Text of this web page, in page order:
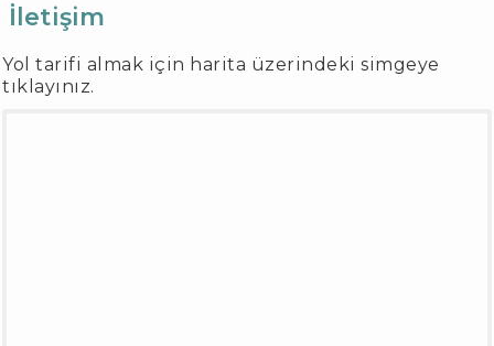
İletişim
Yol tarifi almak için harita üzerindeki simgeye
tıklayınız.